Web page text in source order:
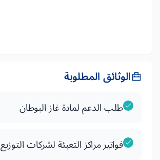
الوثائق المطلوبة
طلب الدعم لمادة غاز البوطان
فواتير مراكز التعبئة لشركات التوزيع